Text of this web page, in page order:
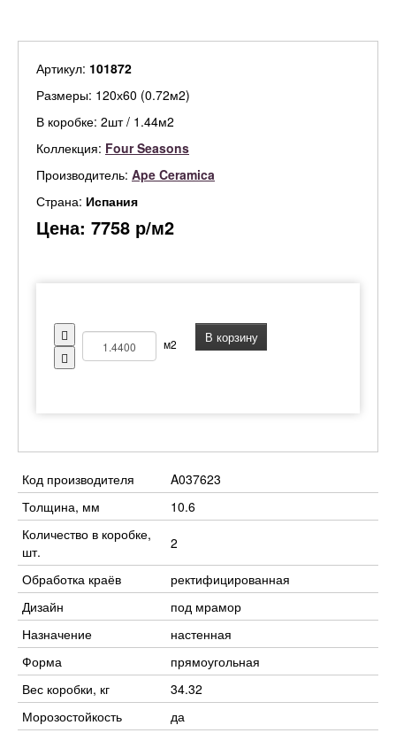
Артикул: 101872
Размеры: 120х60 (0.72м2)
В коробке: 2шт / 1.44м2
Коллекция: Four Seasons
Производитель: Ape Ceramica
Страна: Испания
Цена: 7758 р/м2
м2 В корзину
Код производителя
A037623
Толщина, мм
10.6
Количество в коробке,
шт.
2
Обработка краёв
ректифицированная
Дизайн
под мрамор
Назначение
настенная
Форма
прямоугольная
Вес коробки, кг
34.32
Морозостойкость
да